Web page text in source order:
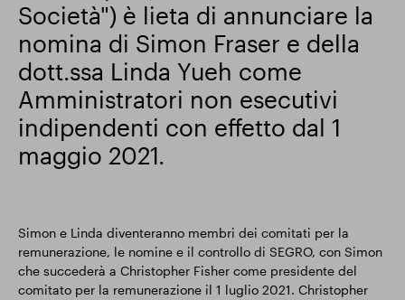
Parco intelligente
Società") è lieta di annunciare la
nomina di Simon Fraser e della
dott.ssa Linda Yueh come
Amministratori non esecutivi
indipendenti con effetto dal 1
maggio 2021.
Simon e Linda diventeranno membri dei comitati per la
remunerazione, le nomine e il controllo di SEGRO, con Simon
che succederà a Christopher Fisher come presidente del
comitato per la remunerazione il 1 luglio 2021. Christopher